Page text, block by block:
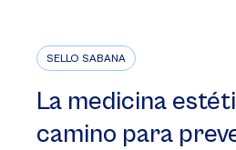
SELLO SABANA
La medicina
camino para